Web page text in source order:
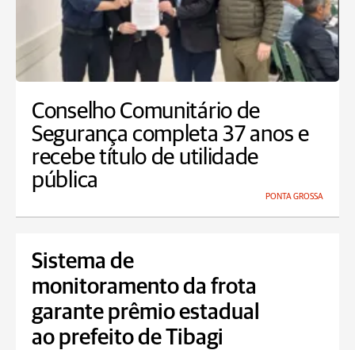
Conselho Comunitário de
Segurança completa 37 anos e
recebe título de utilidade
pública
PONTA GROSSA
Sistema de
monitoramento da frota
garante prêmio estadual
ao prefeito de Tibagi